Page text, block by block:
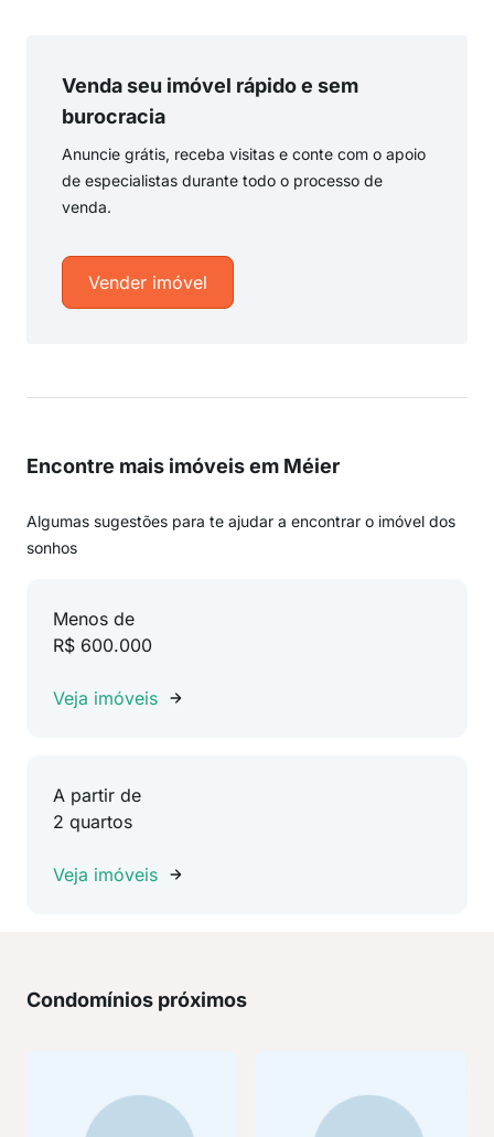
Venda seu imóvel rápido e sem
burocracia
Anuncie grátis, receba visitas e conte com o apoio
de especialistas durante todo o processo de
venda.
Vender imóvel
Encontre mais imóveis em Méier
Algumas sugestões para te ajudar a encontrar o imóvel dos
sonhos
Menos de
R$ 600.000
Veja imóveis
A partir de
2 quartos
Veja imóveis
Condomínios próximos